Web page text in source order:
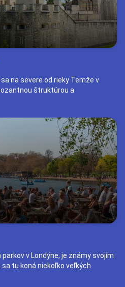
na severe od rieky Temže v
štruktúrou a
v Londýne, je známy svojím
tu koná niekoľko veľkých